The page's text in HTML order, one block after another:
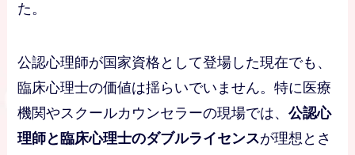
た。
公認心理師が国家資格として登場した現在でも、
臨床心理士の価値は揺らいでいません。特に医療
機関やスクールカウンセラーの現場では、公認心
理師と臨床心理士のダブルライセンスが理想とさ